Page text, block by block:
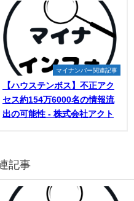
マイナンバー関連記事
【ハウステンボス】不正アク
セス約154万6000名の情報流
出の可能性 - 株式会社アクト
記事